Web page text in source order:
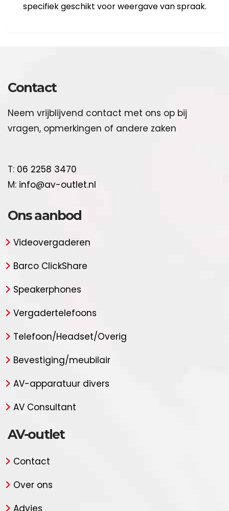
specifiek geschikt voor weergave van spraak.
Contact
Neem vrijblijvend contact met ons op bij
vragen, opmerkingen of andere zaken
T: 06 2258 3470
M: info@av-outlet.nl
Ons aanbod
Videovergaderen
Barco ClickShare
Speakerphones
Vergadertelefoons
Telefoon/Headset/Overig
Bevestiging/meubilair
AV-apparatuur divers
AV Consultant
AV-outlet
Contact
Over ons
Advies